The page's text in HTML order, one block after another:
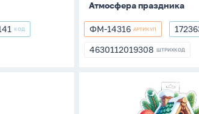
КОД
Атмосфера праздника
ФМ-14316
ФМ-14316 АРТИКУЛ
4630112019308
4630112019308 ШТРИХКОД
фигурный